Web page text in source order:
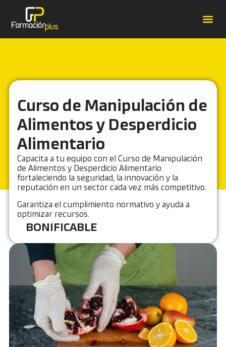
Curso de Manipulación de
Alimentos y Desperdicio
Alimentario
Capacita a tu equipo con el Curso de Manipulación
de Alimentos y Desperdicio Alimentario
fortaleciendo la seguridad, la innovación y la
reputación en un sector cada vez más competitivo.
Garantiza el cumplimiento normativo y ayuda a
optimizar recursos.
BONIFICABLE